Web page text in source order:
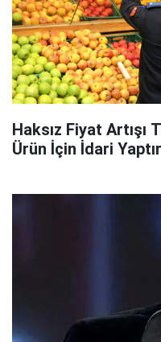
Haksız Fiyat Artışı
Ürün İçin İdari